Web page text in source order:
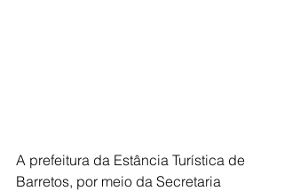
A prefeitura da Estância Turística de
Barretos, por meio da Secretaria